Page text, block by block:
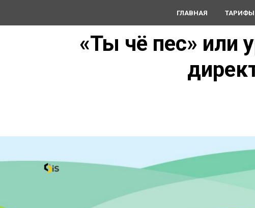
ГЛАВНАЯ ТАРИФЫ
«Ты чё пес» или